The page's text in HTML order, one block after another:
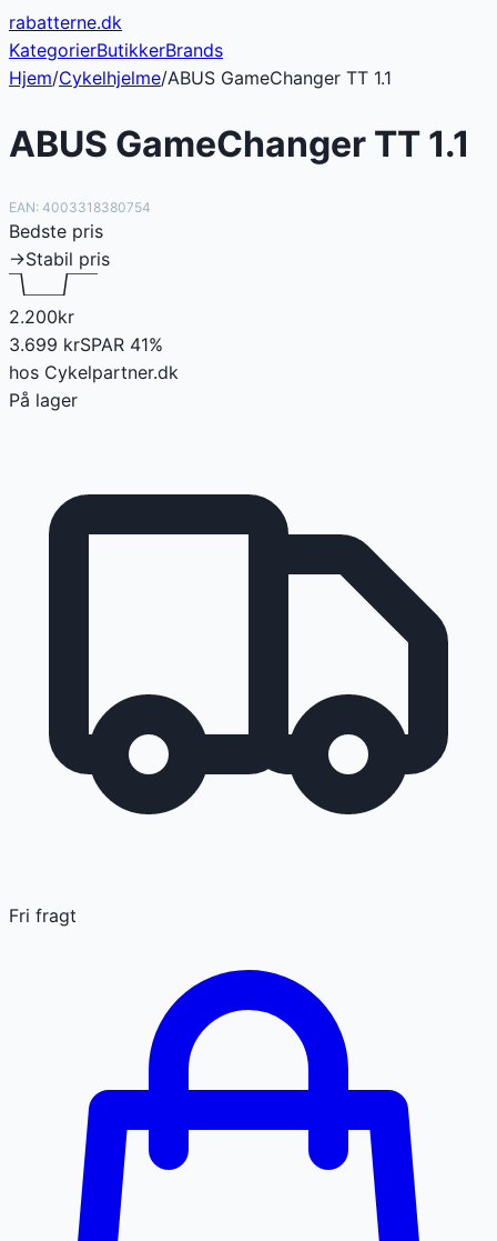
rabatterne.dk
KategorierButikkerBrands
Hjem/Cykelhjelme/ABUS GameChanger TT 1.1
ABUS GameChanger TT 1.1
EAN: 4003318380754
Bedste pris
→Stabil pris
2.200kr
3.699 krSPAR 41%
hos Cykelpartner.dk
På lager
Fri fragt